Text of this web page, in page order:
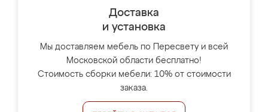
Доставка
и установка
Мы доставляем мебель по Пересвету и всей
Московской области бесплатно!
Стоимость сборки мебели: 10% от стоимости
заказа.